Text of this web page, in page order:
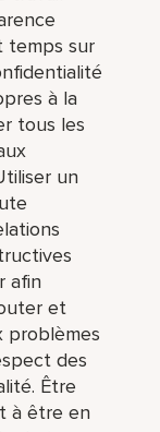
temps sur
à la
tous les
un
afin
et
problèmes
des
Être
à être en